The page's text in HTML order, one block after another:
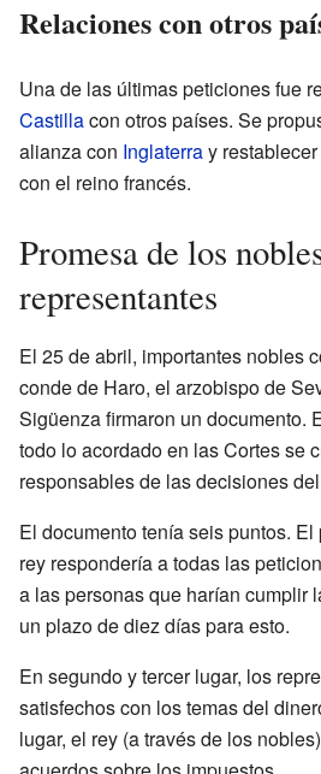
Relaciones con otros
Una de las últimas peticiones fue
Castillacon otros países. Se
alianza con Inglaterray
con el reino francés.
Promesa de los
representantes
El 25 de abril, importantes nobles
conde de Haro, el arzobispo de
Sigüenza firmaron un documento.
todo lo acordado en las Cortes se
responsables de las decisiones
El documento tenía seis puntos.
rey respondería a todas las
a las personas que harían cumplir
un plazo de diez días para esto.
En segundo y tercer lugar, los
satisfechos con los temas del
lugar, el rey (a través de los